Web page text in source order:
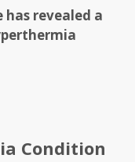
revealed a
Condition